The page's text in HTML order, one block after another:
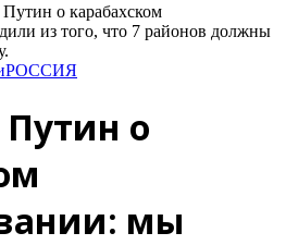
о карабахском
из того, что 7 районов должны
РОССИЯ
о
мы